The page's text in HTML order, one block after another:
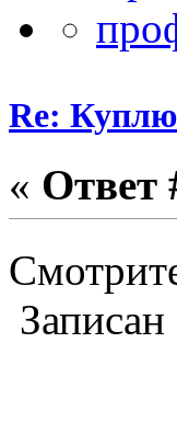
Re: Куплю
« Ответ
Записан